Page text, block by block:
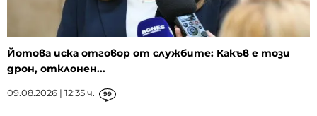
Йотова иска отговор от службите: Какъв е този
дрон, отклонен...
09.08.2026 | 12:35 ч. 99